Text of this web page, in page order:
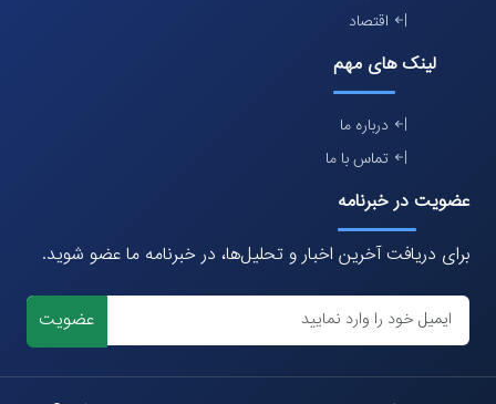
اقتصاد
لینک های مهم
درباره ما
تماس با ما
عضویت در خبرنامه
برای دریافت آخرین اخبار و تحلیل‌ها، در خبرنامه ما عضو شوید.
عضویت